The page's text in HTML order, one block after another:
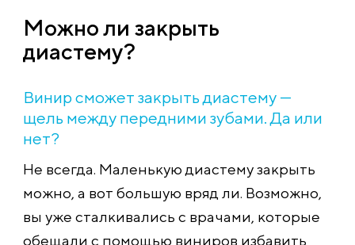
Можно ли закрыть
диастему?
Винир сможет закрыть диастему —
щель между передними зубами. Да или
нет?
Не всегда. Маленькую диастему закрыть
можно, а вот большую вряд ли. Возможно,
вы уже сталкивались с врачами, которые
обещали с помощью виниров избавить